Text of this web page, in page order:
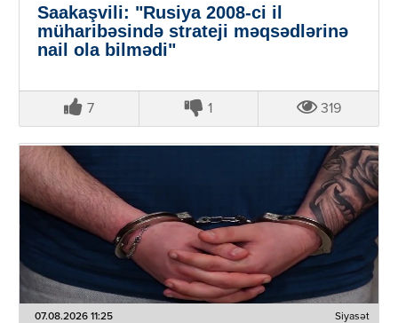
Saakaşvili: "Rusiya 2008-ci il
müharibəsində strateji məqsədlərinə
nail ola bilmədi"
7 1 319
07.08.2026 11:25 Siyasət